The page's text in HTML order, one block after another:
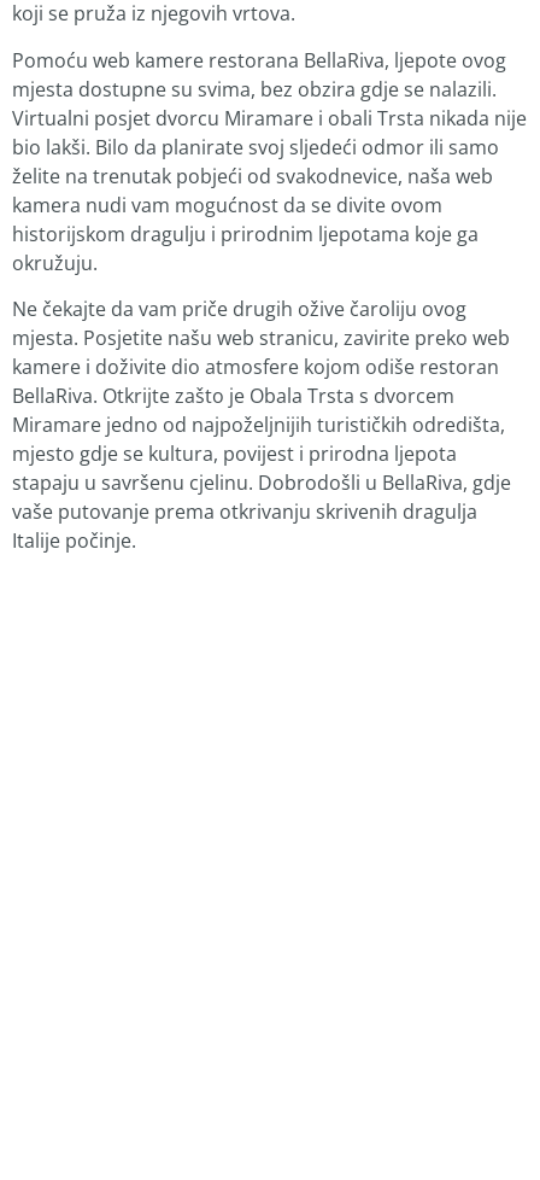
koji se pruža iz njegovih vrtova.
Pomoću web kamere restorana BellaRiva, ljepote ovog
mjesta dostupne su svima, bez obzira gdje se nalazili.
Virtualni posjet dvorcu Miramare i obali Trsta nikada nije
bio lakši. Bilo da planirate svoj sljedeći odmor ili samo
želite na trenutak pobjeći od svakodnevice, naša web
kamera nudi vam mogućnost da se divite ovom
historijskom dragulju i prirodnim ljepotama koje ga
okružuju.
Ne čekajte da vam priče drugih ožive čaroliju ovog
mjesta. Posjetite našu web stranicu, zavirite preko web
kamere i doživite dio atmosfere kojom odiše restoran
BellaRiva. Otkrijte zašto je Obala Trsta s dvorcem
Miramare jedno od najpoželjnijih turističkih odredišta,
mjesto gdje se kultura, povijest i prirodna ljepota
stapaju u savršenu cjelinu. Dobrodošli u BellaRiva, gdje
vaše putovanje prema otkrivanju skrivenih dragulja
Italije počinje.